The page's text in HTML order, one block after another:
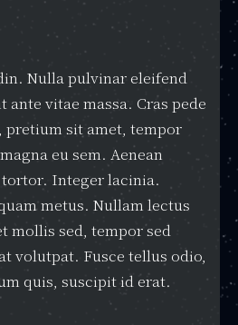
Nulla pulvinar eleifend
vitae massa. Cras pede
pretium sit amet, tempor
eu sem. Aenean
Integer lacinia.
metus. Nullam lectus
mollis sed, tempor sed
volutpat. Fusce tellus odio,
quis, suscipit id erat.